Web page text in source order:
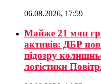
06.08.2026, 17:59
Майже 21 млн
активів: ДБР
підозру
логістики